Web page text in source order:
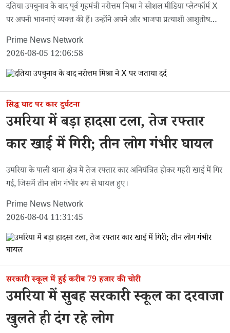
दतिया उपचुनाव के बाद पूर्व गृहमंत्री नरोत्तम मिश्रा ने सोशल मीडिया प्लेटफॉर्म X
पर अपनी भावनाएं व्यक्त की हैं। उन्होंने अपने और भाजपा प्रत्याशी आशुतोष
तिवारी को लेकर चल रही चर्चाओं को निराधार बताया है
Prime News Network
2026-08-05 12:06:58
सिद्ध घाट पर कार दुर्घटना
उमरिया में बड़ा हादसा टला, तेज रफ्तार
कार खाई में गिरी; तीन लोग गंभीर घायल
उमरिया के पाली थाना क्षेत्र में तेज रफ्तार कार अनियंत्रित होकर गहरी खाई में गिर
गई, जिसमें तीन लोग गंभीर रूप से घायल हुए।
Prime News Network
2026-08-04 11:31:45
सरकारी स्कूल में हुई करीब 79 हजार की चोरी
उमरिया में सुबह सरकारी स्कूल का दरवाजा
खुलते ही दंग रहे लोग